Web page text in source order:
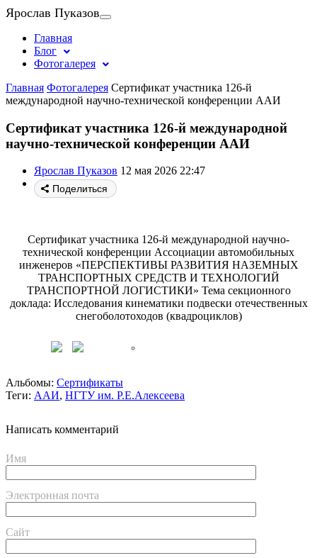
Ярослав Пуказов
Главная
Блог
Фотогалерея
Главная Фотогалерея Сертификат участника 126-й
международной научно-технической конференции ААИ
Сертификат участника 126-й международной
научно-технической конференции ААИ
Ярослав Пуказов 12 мая 2026 22:47
Поделиться
Сертификат участника 126-й международной научно-
технической конференции Ассоциации автомобильных
инженеров «ПЕРСПЕКТИВЫ РАЗВИТИЯ НАЗЕМНЫХ
ТРАНСПОРТНЫХ СРЕДСТВ И ТЕХНОЛОГИЙ
ТРАНСПОРТНОЙ ЛОГИСТИКИ» Тема секционного
доклада: Исследования кинематики подвески отечественных
снегоболотоходов (квадроциклов)
Альбомы: Сертификаты
Теги: ААИ, НГТУ им. Р.Е.Алексеева
Написать комментарий
Имя
Электронная почта
Сайт